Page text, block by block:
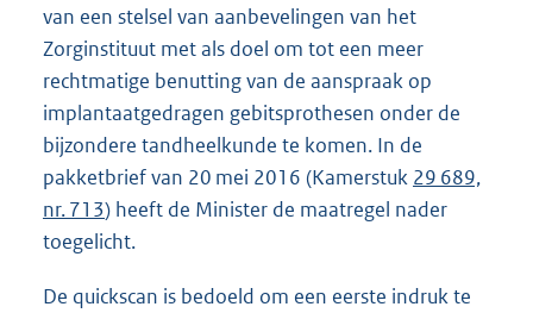
van een stelsel van aanbevelingen van het
Zorginstituut met als doel om tot een meer
rechtmatige benutting van de aanspraak op
implantaatgedragen gebitsprothesen onder de
bijzondere tandheelkunde te komen. In de
pakketbrief van 20 mei 2016 (Kamerstuk 29 689,
nr. 713) heeft de Minister de maatregel nader
toegelicht.
De quickscan is bedoeld om een eerste indruk te